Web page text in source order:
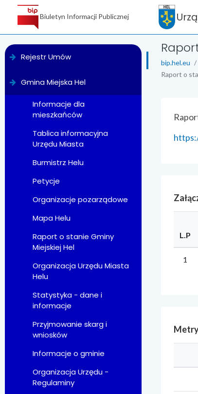
Biuletyn Informacji Publicznej
Rejestr Umów
Gmina Miejska Hel
Informacje dla
mieszkańców
Tablica informacyjna
Urzędu Miasta
Burmistrz Helu
Petycje
Organizacje pozarządowe
Mapa Helu
Raport o stanie Gminy
Miejskiej Hel
Organizacja Urzędu Miasta
Helu
Statystyka - dane i
informacje
Przyjmowanie skarg i
wniosków
Informacje o gminie
Organizacja Urzędu -
Regulaminy
bip.hel.eu
Raport o
L.P
1